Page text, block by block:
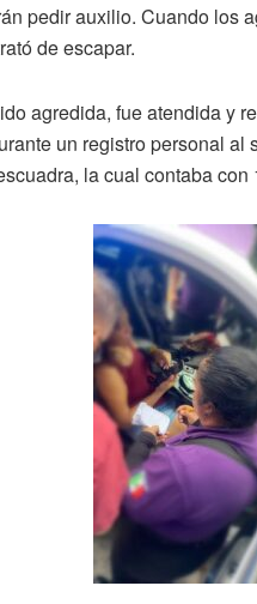
pedir auxilio. Cuando los
de escapar.
agredida, fue atendida y
un registro personal
la cual contaba